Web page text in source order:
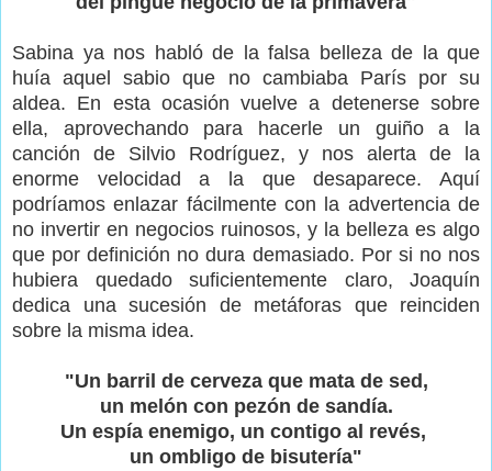
Sabina ya nos habló de la falsa belleza de la que
huía aquel sabio que no cambiaba París por su
aldea. En esta ocasión vuelve a detenerse sobre
ella, aprovechando para hacerle un guiño a la
canción de Silvio Rodríguez, y nos alerta de la
enorme velocidad a la que desaparece. Aquí
podríamos enlazar fácilmente con la advertencia de
no invertir en negocios ruinosos, y la belleza es algo
que por definición no dura demasiado. Por si no nos
hubiera quedado suficientemente claro, Joaquín
dedica una sucesión de metáforas que reinciden
sobre la misma idea.
"Un barril de cerveza que mata de sed,
un melón con pezón de sandía.
Un espía enemigo, un contigo al revés,
un ombligo de bisutería"